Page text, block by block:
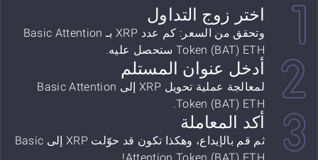
اختر زوج التداول
وتحقق من السعر: كم عدد XRP بـ Basic Attention
Token (BAT) ETH ستحصل عليه.
أدخل عنوان المستلم
لمعالجة عملية تحويل XRP إلى Basic Attention
Token (BAT) ETH.
أكد المعاملة
ثم قم بالإيداع، وهكذا تكون قد حوّلت XRP إلى Basic